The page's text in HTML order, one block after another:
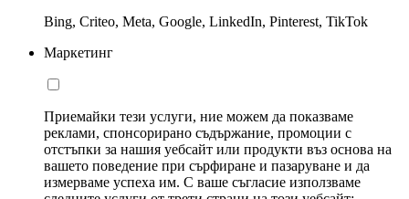
Bing, Criteo, Meta, Google, LinkedIn, Pinterest, TikTok
Маркетинг
Приемайки тези услуги, ние можем да показваме
реклами, спонсорирано съдържание, промоции с
отстъпки за нашия уебсайт или продукти въз основа на
вашето поведение при сърфиране и пазаруване и да
измерваме успеха им. С ваше съгласие използваме